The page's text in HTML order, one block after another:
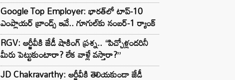
Google Top Employer: భారత్‌లో టాప్-10
ఎంప్లాయర్ బ్రాండ్స్ ఇవే.. గూగుల్‌కు నంబర్-1 ర్యాంక్
RGV: ఆర్జీవీకి జేడీ షాకింగ్ ప్రశ్న.. “పిచ్చోళ్లందరినీ
మీరు పెట్టుకుంటారా? లేక వాళ్లే వస్తారా?”
JD Chakravarthy: ఆర్జీవీకి తెలియకుండా జేడీ